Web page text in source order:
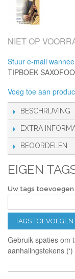
NIET OP
Stuur e-mail
TIPBOEK
Voeg toe aan
BESCHRIJVING
EXTRA
BEOORDELEN
EIGEN
Uw tags toevoegen
TAGS TOEVOEGEN
Gebruik spaties om
aanhalingstekens